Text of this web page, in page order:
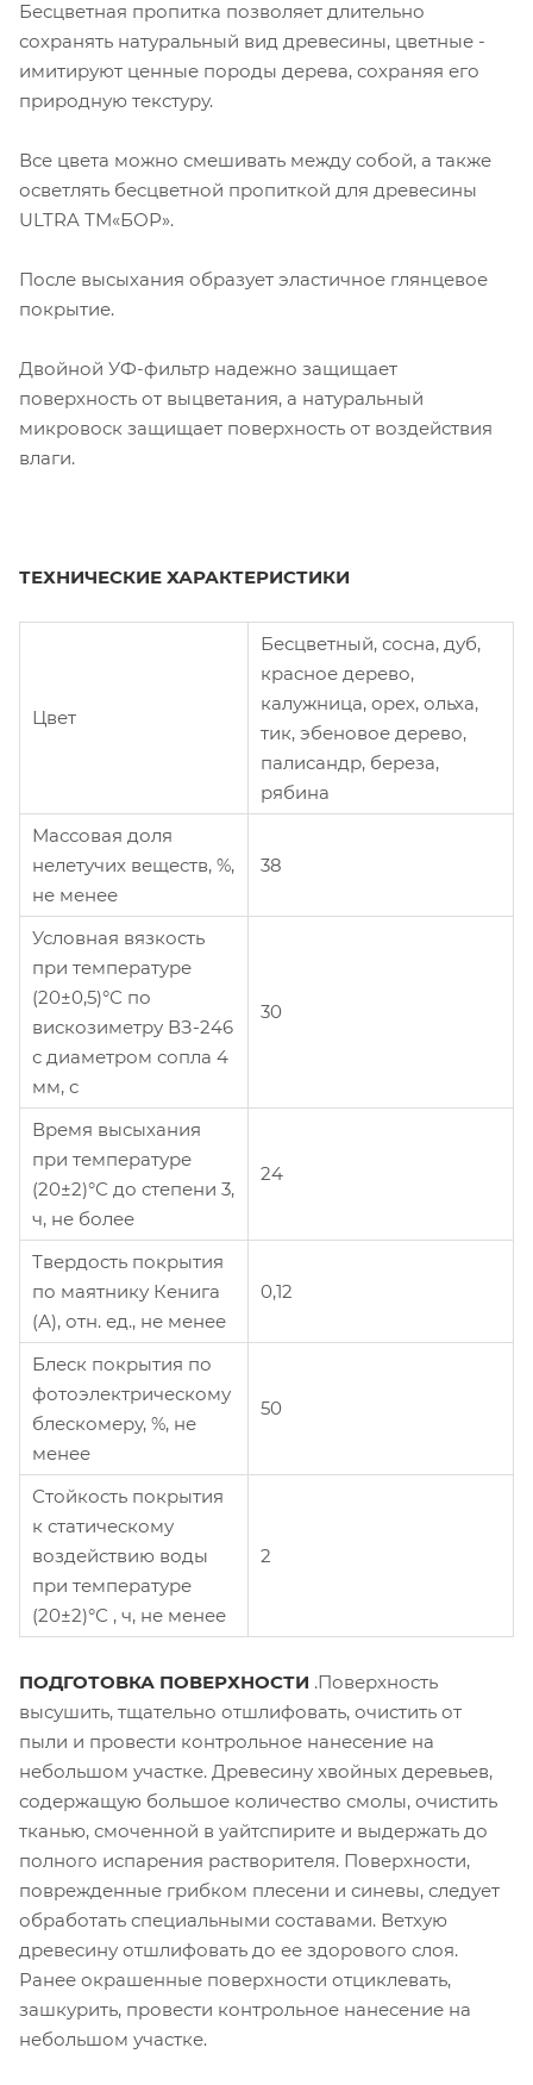
Бесцветная пропитка позволяет длительно
сохранять натуральный вид древесины, цветные -
имитируют ценные породы дерева, сохраняя его
природную текстуру.
Все цвета можно смешивать между собой, а также
осветлять бесцветной пропиткой для древесины
ULTRA ТМ«БОР».
После высыхания образует эластичное глянцевое
покрытие.
Двойной УФ-фильтр надежно защищает
поверхность от выцветания, а натуральный
микровоск защищает поверхность от воздействия
влаги.
ТЕХНИЧЕСКИЕ ХАРАКТЕРИСТИКИ
Цвет
Бесцветный, сосна, дуб,
красное дерево,
калужница, орех, ольха,
тик, эбеновое дерево,
палисандр, береза,
рябина
Массовая доля
нелетучих веществ, %,
не менее
38
Условная вязкость
при температуре
(20±0,5)°С по
вискозиметру ВЗ-246
с диаметром сопла 4
мм, с
30
Время высыхания
при температуре
(20±2)°С до степени 3,
ч, не более
24
Твердость покрытия
по маятнику Кенига
(А), отн. ед., не менее
0,12
Блеск покрытия по
фотоэлектрическому
блескомеру, %, не
менее
50
Стойкость покрытия
к статическому
воздействию воды
при температуре
(20±2)°С , ч, не менее
2
ПОДГОТОВКА ПОВЕРХНОСТИ .Поверхность
высушить, тщательно отшлифовать, очистить от
пыли и провести контрольное нанесение на
небольшом участке. Древесину хвойных деревьев,
содержащую большое количество смолы, очистить
тканью, смоченной в уайтспирите и выдержать до
полного испарения растворителя. Поверхности,
поврежденные грибком плесени и синевы, следует
обработать специальными составами. Ветхую
древесину отшлифовать до ее здорового слоя.
Ранее окрашенные поверхности отциклевать,
зашкурить, провести контрольное нанесение на
небольшом участке.